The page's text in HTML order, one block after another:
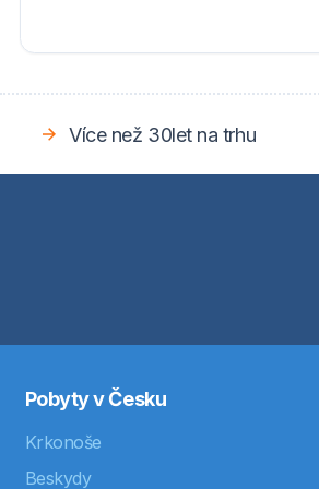
Více než 30let na trhu
Pobyty v Česku
Krkonoše
Beskydy